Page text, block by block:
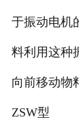
于振动电机
料利用这种
向前移动物
ZSW型